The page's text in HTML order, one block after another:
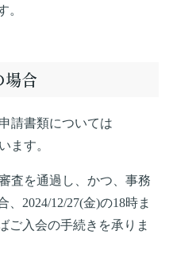
。
場合
請書類については
ます。
査を通過し、かつ、事務
2024/12/27(金)の18時ま
ご入会の手続きを承りま